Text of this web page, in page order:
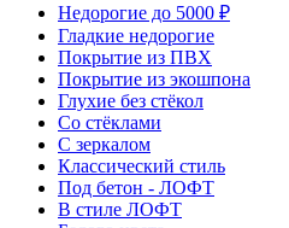
Недорогие до 5000 ₽
Гладкие недорогие
Покрытие из ПВХ
Покрытие из экошпона
Глухие без стёкол
Со стёклами
С зеркалом
Классический стиль
Под бетон - ЛОФТ
В стиле ЛОФТ